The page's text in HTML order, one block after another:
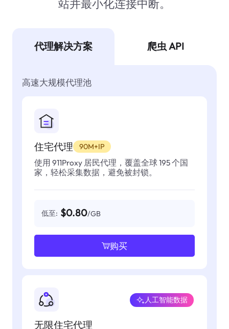
站并最小化连接中断。
代理解决方案 爬虫 API
高速大规模代理池
住宅代理 90M+IP
使用 911Proxy 居民代理，覆盖全球 195 个国
家，轻松采集数据，避免被封锁。
低至: $0.80/GB
购买
无限住宅代理
人工智能数据